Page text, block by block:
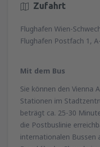
Zufahrt
Flughafen Wien-
Flughafen Postfach 1,
Mit dem Bus
Sie können den Vienna
Stationen im
beträgt ca. 25-30
die Postbuslinie
internationalen Bussen